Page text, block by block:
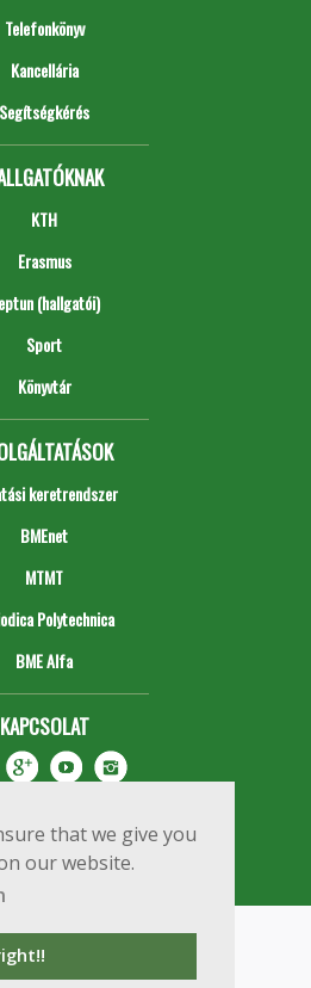
that we give you
our website.
Telefonkönyv
Kancellária
Segítségkérés
KTH
Erasmus
(hallgatói)
Sport
Könyvtár
keretrendszer
BMEnet
MTMT
Polytechnica
BME Alfa
KAPCSOLAT
BME Építőmérnöki Kar
Műegyetem rkp. 3.